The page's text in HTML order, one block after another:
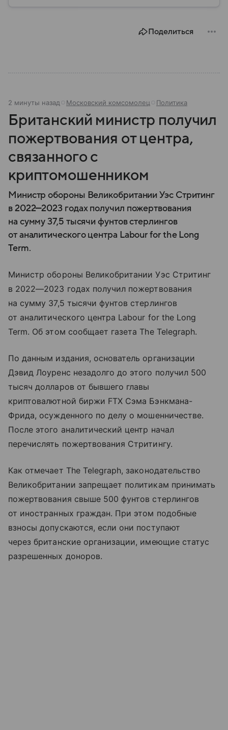
Поделиться
2 минуты назад Московский комсомолец Политика
Британский министр получил
пожертвования от центра,
связанного с
криптомошенником
Министр обороны Великобритании Уэс Стритинг
в 2022—2023 годах получил пожертвования
на сумму 37,5 тысячи фунтов стерлингов
от аналитического центра Labour for the Long
Term.
Министр обороны Великобритании Уэс Стритинг
в 2022—2023 годах получил пожертвования
на сумму 37,5 тысячи фунтов стерлингов
от аналитического центра Labour for the Long
Term. Об этом сообщает газета The Telegraph.
По данным издания, основатель организации
Дэвид Лоуренс незадолго до этого получил 500
тысяч долларов от бывшего главы
криптовалютной биржи FTX Сэма Бэнкмана-
Фрида, осужденного по делу о мошенничестве.
После этого аналитический центр начал
перечислять пожертвования Стритингу.
Как отмечает The Telegraph, законодательство
Великобритании запрещает политикам принимать
пожертвования свыше 500 фунтов стерлингов
от иностранных граждан. При этом подобные
взносы допускаются, если они поступают
через британские организации, имеющие статус
разрешенных доноров.